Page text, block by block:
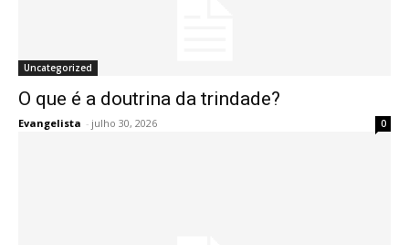
Uncategorized
O que é a doutrina da trindade?
Evangelista - julho 30, 2026 0